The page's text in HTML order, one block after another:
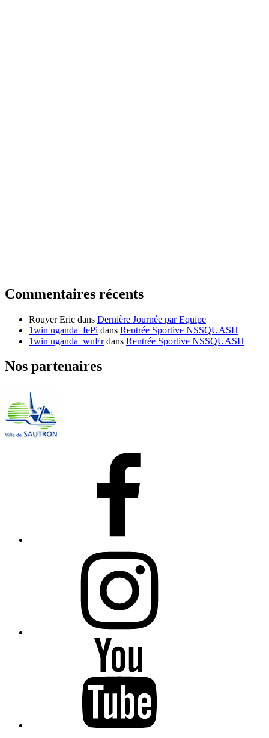
Commentaires récents
Rouyer Eric dans Dernière Journée par Equipe
1win uganda_fePi dans Rentrée Sportive NSSQUASH
1win uganda_wnErdans Rentrée Sportive NSSQUASH
Nos partenaires